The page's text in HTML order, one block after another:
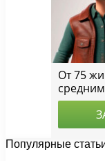
Популярные